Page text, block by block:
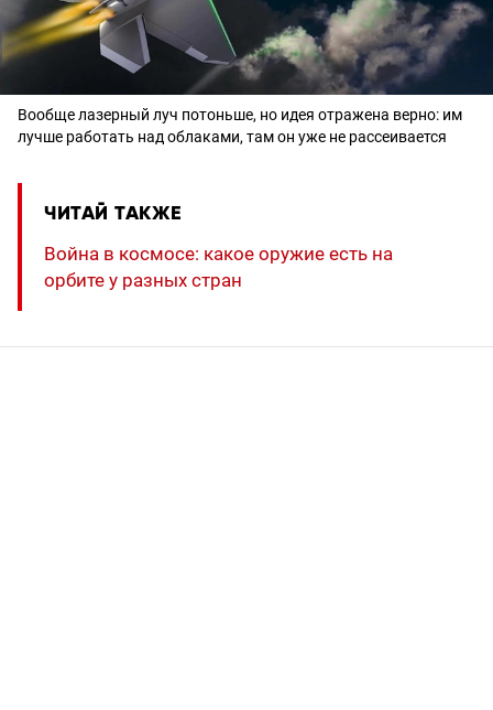
Вообще лазерный луч потоньше, но идея отражена верно: им
лучше работать над облаками, там он уже не рассеивается
ЧИТАЙ ТАКЖЕ
Война в космосе: какое оружие есть на
орбите у разных стран